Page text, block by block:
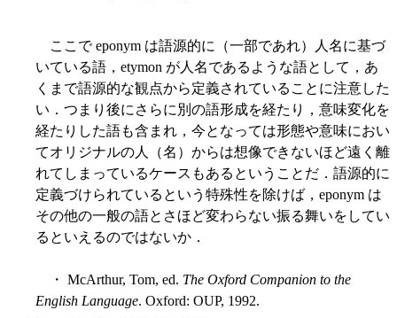
ここで eponym は語源的に（一部であれ）人名に基づ
いている語，etymon が人名であるような語として，あ
くまで語源的な観点から定義されていることに注意した
い．つまり後にさらに別の語形成を経たり，意味変化を
経たりした語も含まれ，今となっては形態や意味におい
てオリジナルの人（名）からは想像できないほど遠く離
れてしまっているケースもあるということだ．語源的に
定義づけられているという特殊性を除けば，eponym は
その他の一般の語とさほど変わらない振る舞いをしてい
るといえるのではないか．
・ McArthur, Tom, ed. The Oxford Companion to the
English Language. Oxford: OUP, 1992.